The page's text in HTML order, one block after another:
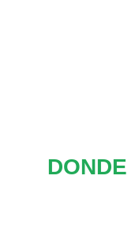
DONDE